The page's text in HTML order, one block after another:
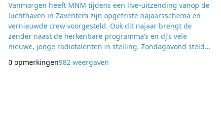
Vanmorgen heeft MNM tijdens een live-uitzending vanop de
luchthaven in Zaventem zijn opgefriste najaarsschema en
vernieuwde crew voorgesteld. Ook dit najaar brengt de
zender naast de herkenbare programma’s en dj’s vele
nieuwe, jonge radiotalenten in stelling. Zondagavond stelde
gloednieuwe “ochtendprinses” van De Grote Peter Van de
0 opmerkingen982 weergaven